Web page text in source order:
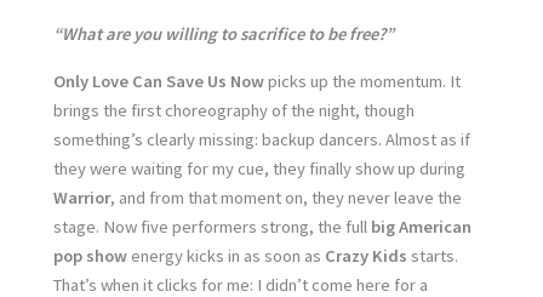
“What are you willing to sacrifice to be free?”
Only Love Can Save Us Nowpicks up the momentum. It
brings the first choreography of the night, though
something’s clearly missing: backup dancers. Almost as if
they were waiting for my cue, they finally show up during
Warrior, and from that moment on, they never leave the
stage. Now five performers strong, the full big American
pop show energy kicks in as soon as Crazy Kids starts.
That’s when it clicks for me: I didn’t come here for a